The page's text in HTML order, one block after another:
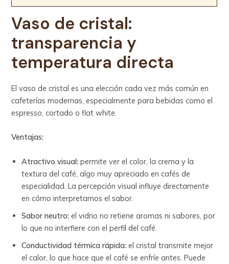
Vaso de cristal:
transparencia y
temperatura directa
El vaso de cristal es una elección cada vez más común en
cafeterías modernas, especialmente para bebidas como el
espresso, cortado o flat white.
Ventajas:
Atractivo visual: permite ver el color, la crema y la
textura del café, algo muy apreciado en cafés de
especialidad. La percepción visual influye directamente
en cómo interpretamos el sabor.
Sabor neutro: el vidrio no retiene aromas ni sabores, por
lo que no interfiere con el perfil del café.
Conductividad térmica rápida: el cristal transmite mejor
el calor, lo que hace que el café se enfríe antes. Puede